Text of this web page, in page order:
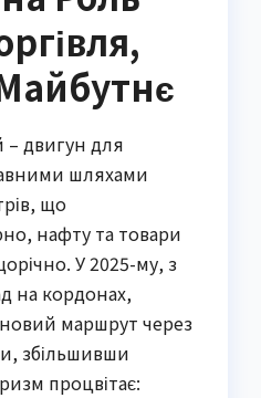
двигун для
шляхами
що
нафту та товари
У 2025-му, з
на кордонах,
маршрут через
збільшивши
процвітає: